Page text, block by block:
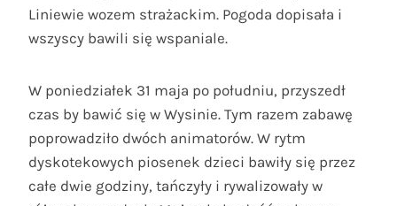
Liniewie wozem strażackim. Pogoda dopisała i
wszyscy bawili się wspaniale.
W poniedziałek 31 maja po południu, przyszedł
czas by bawić się w Wysinie. Tym razem zabawę
poprowadziło dwóch animatorów. W rytm
dyskotekowych piosenek dzieci bawiły się przez
całe dwie godziny, tańczyły i rywalizowały w